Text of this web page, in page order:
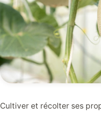
Cultiver et récolter ses